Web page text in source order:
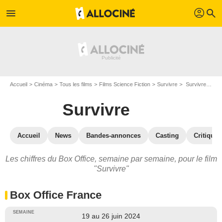
menu profil search
Accueil Cinéma Tous les films Films Science Fiction Survivre Survivre : Box Office
Survivre
Accueil News Bandes-annonces Casting
Les chiffres du Box Office, semaine par semaine, pour le film
"Survivre"
Box Office France
19 au 26 juin 2024